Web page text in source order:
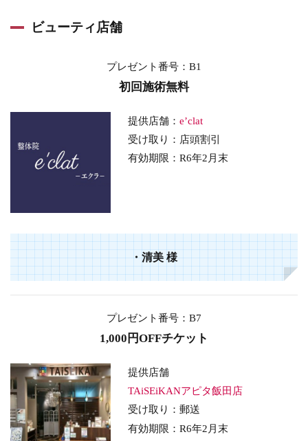
ビューティ店舗
プレゼント番号：B1
初回施術無料
提供店舗：e’clat
受け取り：店頭割引
有効期限：R6年2月末
・清美様
プレゼント番号：B7
1,000円OFFチケット
提供店舗
TAiSEiKANアピタ飯田店
受け取り：郵送
有効期限：R6年2 月末